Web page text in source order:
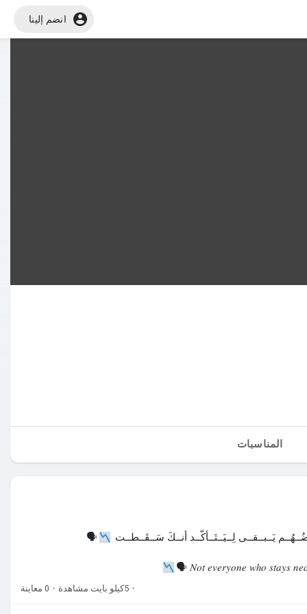
انضم إلينا
المناسبات
يَــبــقــى لِــيَــتَــأكَّــد أنــكَ سَــقَــطــت 🗣
𝑁𝑜𝑡 𝑒𝑣𝑒𝑟𝑦𝑜𝑛𝑒 𝑤ℎ𝑜 𝑠𝑡𝑎𝑦𝑠
· 5كيلو بايت مشاهدة · 0 معاينة